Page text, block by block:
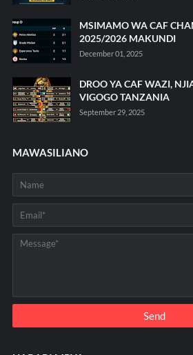
MSIMAMO WA CAF
2025/2026 MAKUNDI
December 01, 2025
DROO YA CAF WAZI,
VIGOGO TANZANIA
September 29, 2025
MAWASILIANO